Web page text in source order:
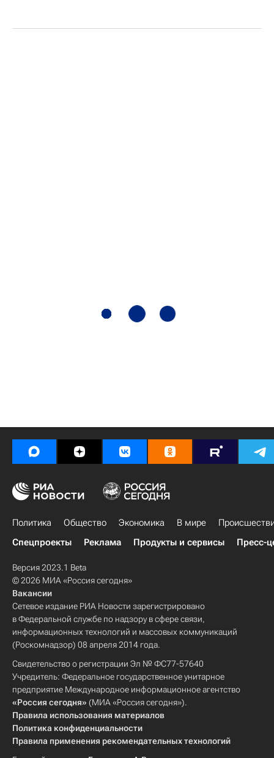
Политика Общество Экономика В мире
Спецпроекты
Реклама Продукты и сервисы Пресс-
Версия 2023.1 Beta
© 2026 МИА «Россия сегодня»
Вакансии
Сетевое издание РИА Новости зарегистрировано
в Федеральной службе по надзору в сфере связи,
информационных технологий и массовых коммуникаций
(Роскомнадзор) 08 апреля 2014 года.
Свидетельство о регистрации Эл № ФС77-57640
Учредитель: Федеральное государственное унитарное
предприятие Международное информационное агентство
«Россия сегодня» (МИА «Россия сегодня»).
Правила использования материалов
Политика конфиденциальности
Правила применения рекомендательных технологий